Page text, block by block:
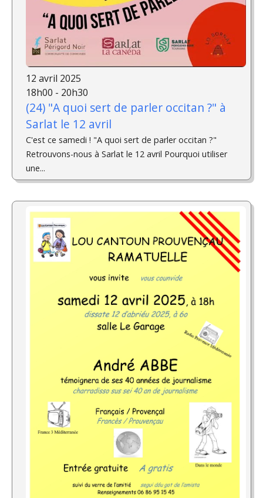
12 avril 2025
18h00 - 20h30
(24) "A quoi sert de parler occitan ?" à
Sarlat le 12 avril
C'est ce samedi ! "A quoi sert de parler occitan ?"
Retrouvons-nous à Sarlat le 12 avril Pourquoi utiliser
une...